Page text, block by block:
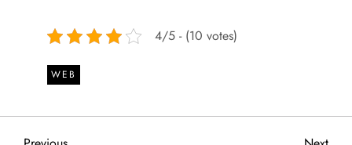
4/5 - (10 votes)
WEB